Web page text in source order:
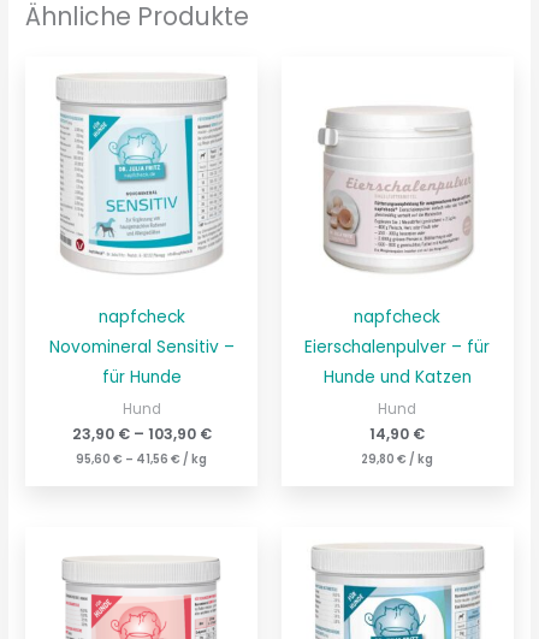
Ähnliche Produkte
napfcheck
Novomineral Sensitiv –
für Hunde
Hund
23,90 €– 103,90 €
95,60€ – 41,56€ /kg
napfcheck
Eierschalenpulver – für
Hunde und Katzen
Hund
14,90 €
29,80€ /kg